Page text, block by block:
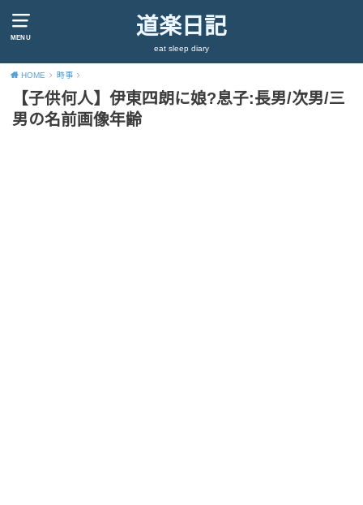
MENU 道楽日記
eat sleep diary
HOME 時事
【子供何人】伊東四朗に娘?息子:長男/次男/三
男の名前画像年齢